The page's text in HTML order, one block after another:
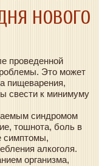
НОВОГО
проведенной
Это может
пищеварения,
свести к минимуму
синдромом
тошнота, боль в
симптомы,
алкоголя.
организма,